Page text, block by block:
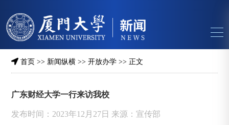
首页 >> 新闻纵横 >>开放办学 >> 正文
广东财经大学一行来访我校
发布时间：2023年12月27日 来源：宣传部